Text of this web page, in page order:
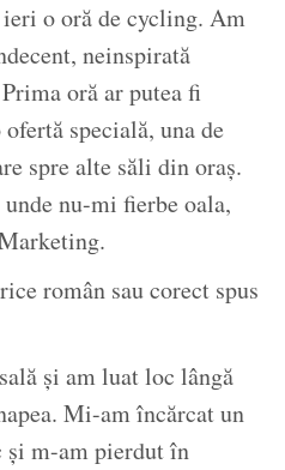
o oră de cycling. Am
neinspirată
oră ar putea fi
specială, una de
spre alte săli din oraș.
nu-mi fierbe oala,
român sau corect spus
și am luat loc lângă
Mi-am încărcat un
și m-am pierdut în